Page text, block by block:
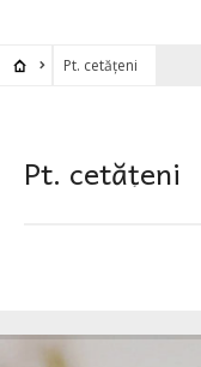
Pt. cetățeni
Pt. cetățeni